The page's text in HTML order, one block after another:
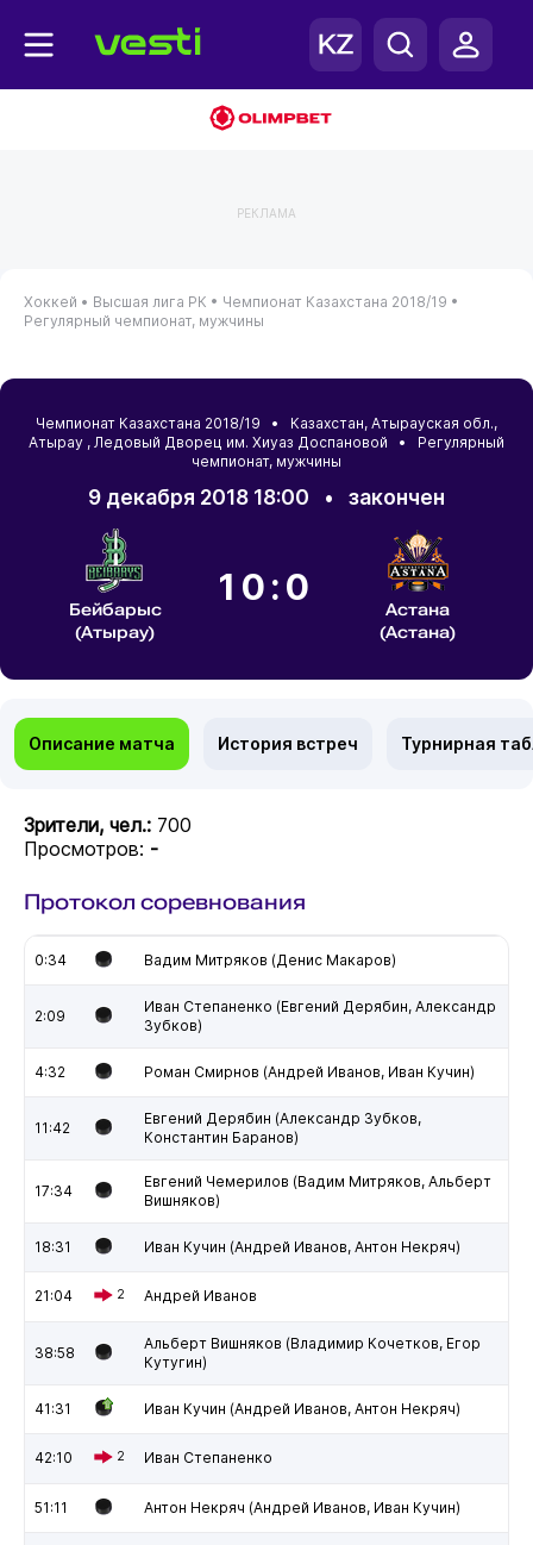
РЕКЛАМА
Хоккей • Высшая лига РК • Чемпионат Казахстана 2018/19 •
Регулярный чемпионат, мужчины
Чемпионат Казахстана 2018/19 • Казахстан, Атырауская обл.,
Атырау , Ледовый Дворец им. Хиуаз Доспановой • Регулярный
чемпионат, мужчины
9 декабря 2018 18:00 • закончен
Бейбарыс
(Атырау)
10:0
Астана
(Астана)
Описание матча История встреч Турнирная
Зрители, чел.: 700
Просмотров: -
Протокол соревнования
0:34 Вадим Митряков (Денис Макаров)
2:09
Иван Степаненко (Евгений Дерябин, Александр
Зубков)
4:32 Роман Смирнов (Андрей Иванов, Иван Кучин)
11:42
Евгений Дерябин (Александр Зубков,
Константин Баранов)
17:34
Евгений Чемерилов (Вадим Митряков, Альберт
Вишняков)
18:31 Иван Кучин (Андрей Иванов, Антон Некряч)
21:04 2 Андрей Иванов
38:58
Альберт Вишняков (Владимир Кочетков, Егор
Кутугин)
41:31 Иван Кучин (Андрей Иванов, Антон Некряч)
42:10 2 Иван Степаненко
51:11 Антон Некряч (Андрей Иванов, Иван Кучин)